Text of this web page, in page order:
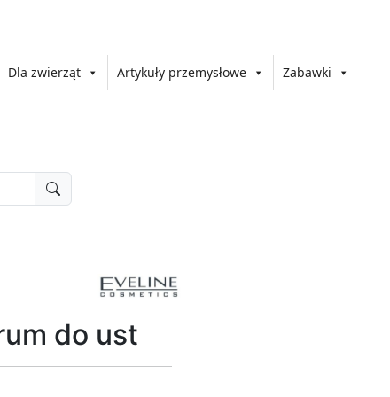
Dla zwierząt Artykuły przemysłowe Zabawki
do ust